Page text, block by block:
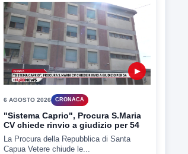
▶
6 AGOSTO 2026 CRONACA
"Sistema Caprio", Procura S.Maria
CV chiede rinvio a giudizio per 54
La Procura della Repubblica di Santa
Capua Vetere chiude le...